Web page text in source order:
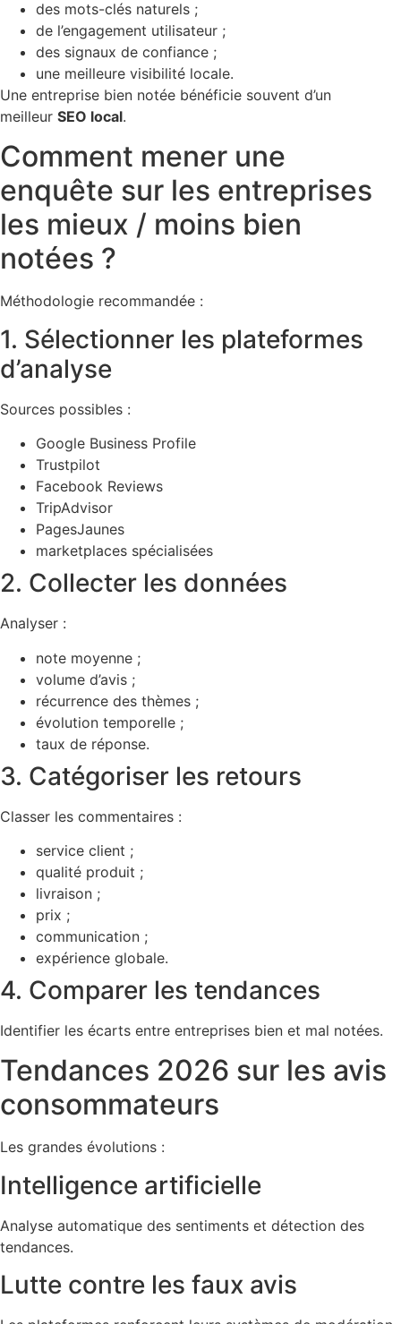
des mots-clés naturels ;
de l’engagement utilisateur ;
des signaux de confiance ;
une meilleure visibilité locale.
Une entreprise bien notée bénéficie souvent d’un
meilleur SEO local.
Comment mener une
enquête sur les entreprises
les mieux / moins bien
notées ?
Méthodologie recommandée :
1. Sélectionner les plateformes
d’analyse
Sources possibles :
Google Business Profile
Trustpilot
Facebook Reviews
TripAdvisor
PagesJaunes
marketplaces spécialisées
2. Collecter les données
Analyser :
note moyenne ;
volume d’avis ;
récurrence des thèmes ;
évolution temporelle ;
taux de réponse.
3. Catégoriser les retours
Classer les commentaires :
service client ;
qualité produit ;
livraison ;
prix ;
communication ;
expérience globale.
4. Comparer les tendances
Identifier les écarts entre entreprises bien et mal notées.
Tendances 2026 sur les avis
consommateurs
Les grandes évolutions :
Intelligence artificielle
Analyse automatique des sentiments et détection des
tendances.
Lutte contre les faux avis